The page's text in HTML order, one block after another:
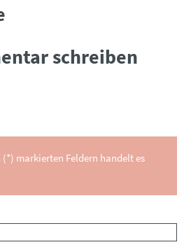
schreiben
markierten Feldern handelt es